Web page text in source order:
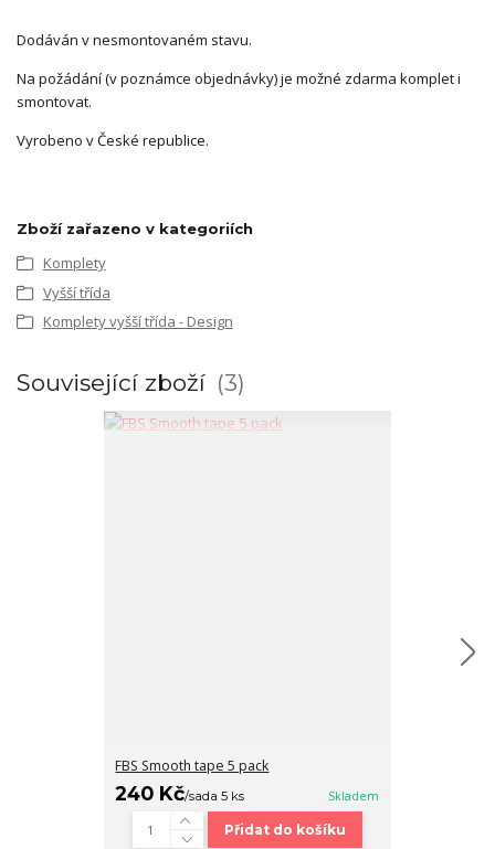
Dodáván v nesmontovaném stavu.
Na požádání (v poznámce objednávky) je možné zdarma komplet i
smontovat.
Vyrobeno v České republice.
Zboží zařazeno v kategoriích
Komplety
Vyšší třída
Komplety vyšší třída - Design
Související zboží 3
FBS Smooth tape 5 pack
240 Kč/sada 5 ks Skladem
Přidat do košíku